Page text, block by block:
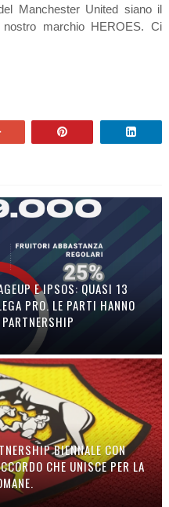
Manchester United siano il
marchio HEROES. Ci
E IPSOS: QUASI 13
PRO. LE PARTI HANNO
BIENNALE CON
CHE UNISCE PER LA